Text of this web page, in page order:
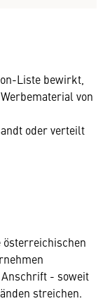
Liste bewirkt,
von
oder verteilt
österreichischen
- soweit
streichen.